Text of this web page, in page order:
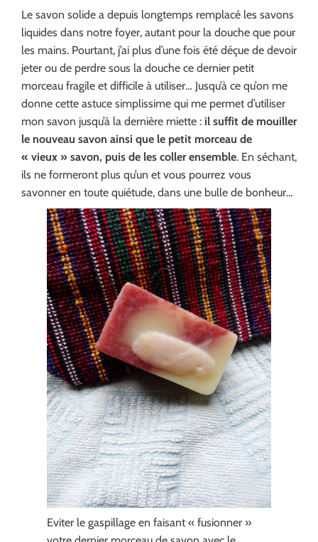
Le savon solide a depuis longtemps remplacé les savons
liquides dans notre foyer, autant pour la douche que pour
les mains. Pourtant, j’ai plus d’une fois été déçue de devoir
jeter ou de perdre sous la douche ce dernier petit
morceau fragile et difficile à utiliser… Jusqu’à ce qu’on me
donne cette astuce simplissime qui me permet d’utiliser
mon savon jusqu’à la dernière miette : il suffit de mouiller
le nouveau savon ainsi que le petit morceau de
« vieux » savon, puis de les coller ensemble. En séchant,
ils ne formeront plus qu’un et vous pourrez vous
savonner en toute quiétude, dans une bulle de bonheur…
Eviter le gaspillage en faisant « fusionner »